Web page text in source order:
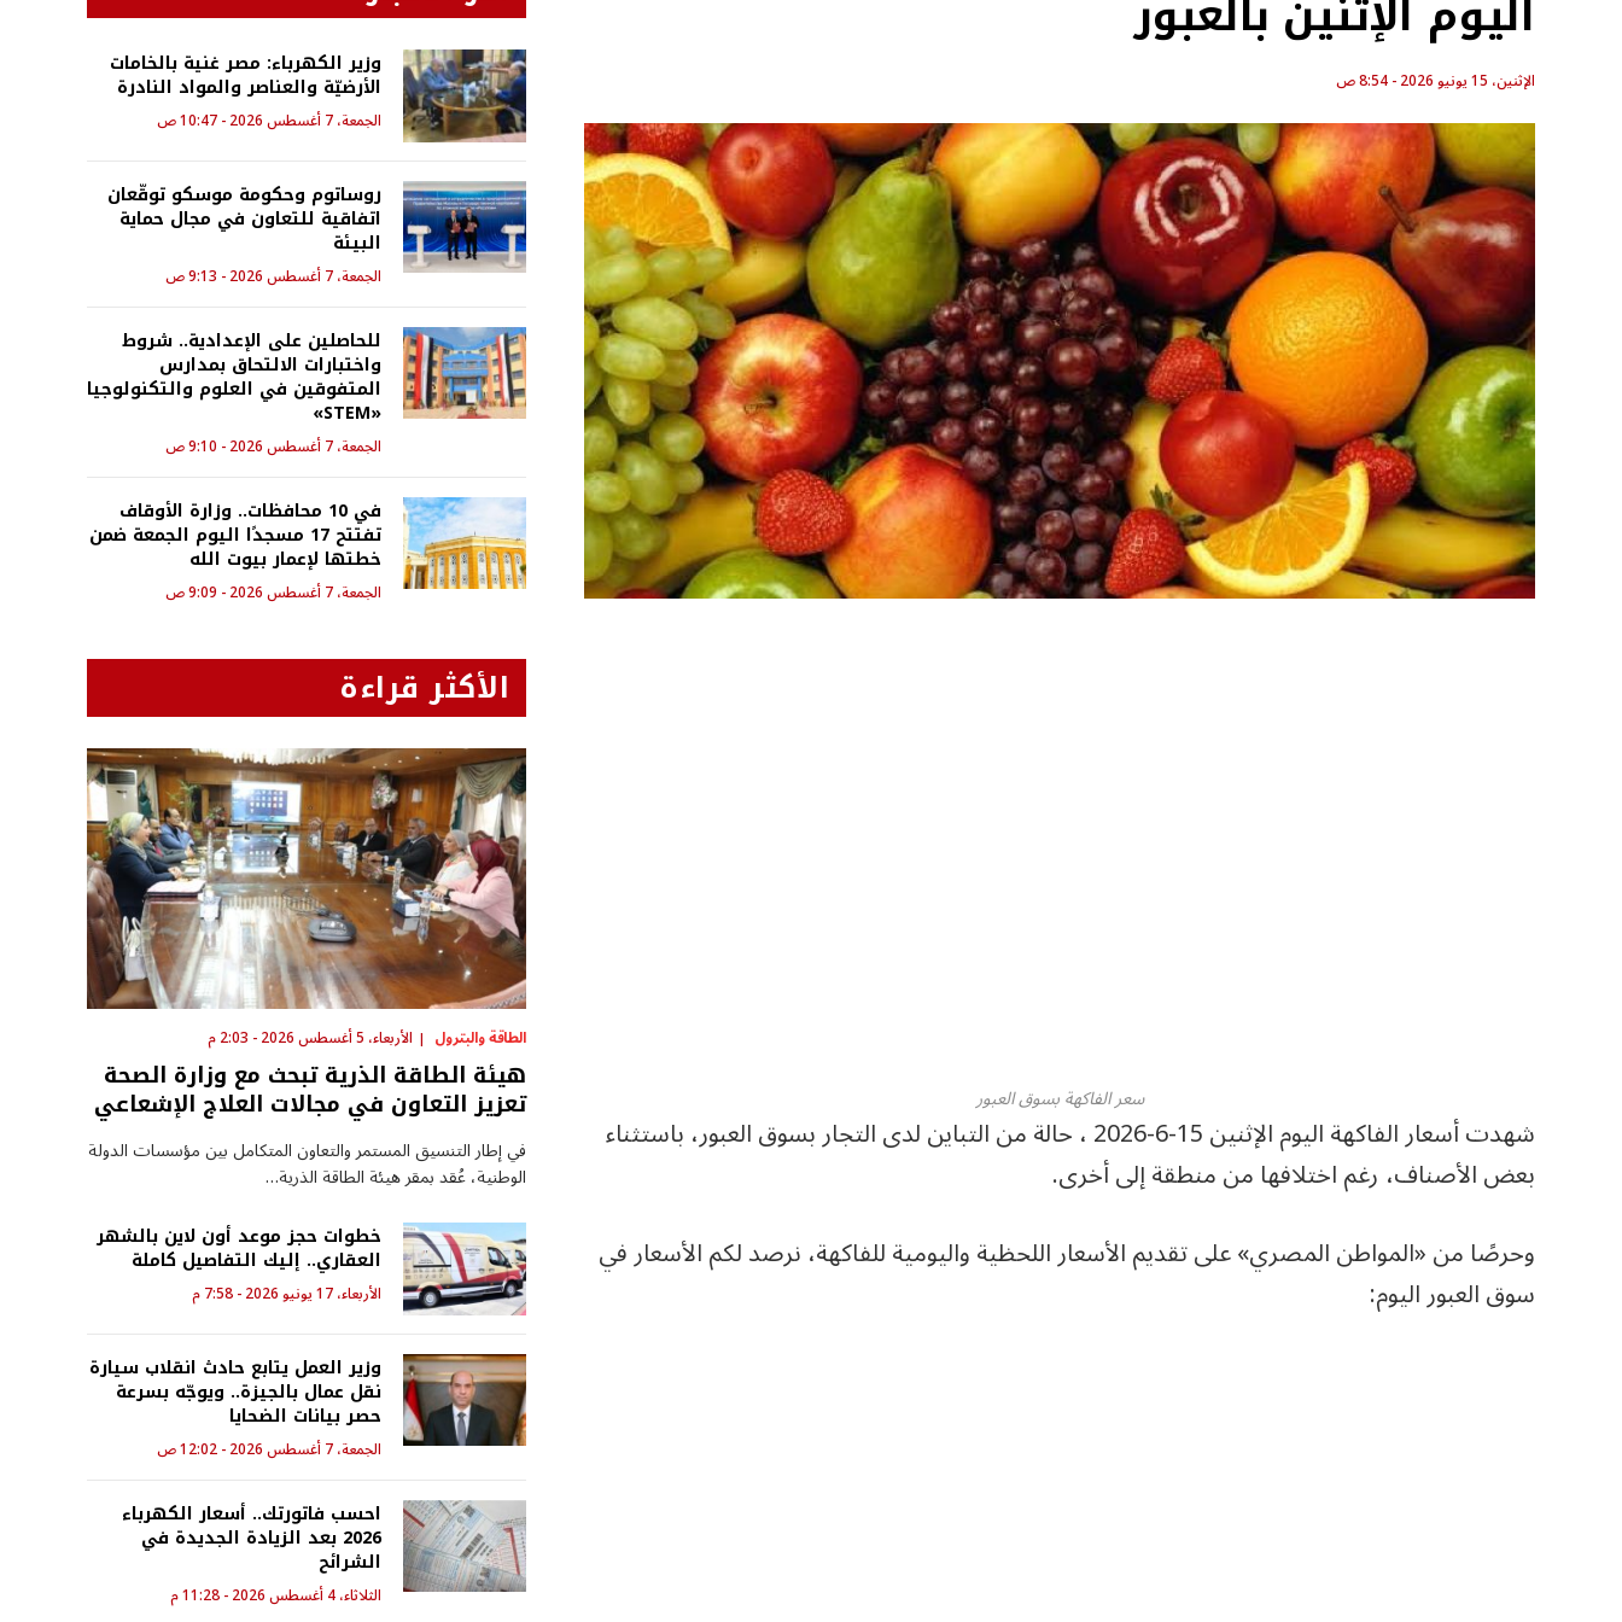
اليوم الإثنين بالعبور
الإثنين، 15 يونيو 2026 - 8:54 ص
سعر الفاكهة بسوق العبور
شهدت أسعار الفاكهة اليوم الإثنين 15-6-2026 ، حالة من التباين لدى التجار بسوق العبور، باستثناء
بعض الأصناف، رغم اختلافها من منطقة إلى أخرى.
وحرصًا من «المواطن المصري» على تقديم الأسعار اللحظية واليومية للفاكهة، نرصد لكم الأسعار في
سوق العبور اليوم:
وزير الكهرباء: مصر غنية بالخامات
الأرضيّة والعناصر والمواد النادرة
الجمعة، 7 أغسطس 2026 - 10:47 ص
روساتوم وحكومة موسكو توقّعان
اتفاقية للتعاون في مجال حماية
البيئة
الجمعة، 7 أغسطس 2026 - 9:13 ص
للحاصلين على الإعدادية.. شروط
واختبارات الالتحاق بمدارس
المتفوقين في العلوم والتكنولوجيا
«STEM»
الجمعة، 7 أغسطس 2026 - 9:10 ص
في 10 محافظات.. وزارة الأوقاف
تفتتح 17 مسجدًا اليوم الجمعة ضمن
خطتها لإعمار بيوت الله
الجمعة، 7 أغسطس 2026 - 9:09 ص
الأكثر قراءة
الطاقة والبترول الأربعاء، 5 أغسطس 2026 - 2:03 م
هيئة الطاقة الذرية تبحث مع وزارة الصحة
تعزيز التعاون في مجالات العلاج الإشعاعي
في إطار التنسيق المستمر والتعاون المتكامل بين مؤسسات الدولة
الوطنية، عُقد بمقر هيئة الطاقة الذرية…
خطوات حجز موعد أون لاين بالشهر
العقاري.. إليك التفاصيل كاملة
الأربعاء، 17 يونيو 2026 - 7:58 م
وزير العمل يتابع حادث انقلاب سيارة
نقل عمال بالجيزة.. ويوجّه بسرعة
حصر بيانات الضحايا
الجمعة، 7 أغسطس 2026 - 12:02 ص
احسب فاتورتك.. أسعار الكهرباء
2026 بعد الزيادة الجديدة في
الشرائح
الثلاثاء، 4 أغسطس 2026 - 11:28 م